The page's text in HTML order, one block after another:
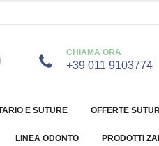
CHIAMA ORA
+39 011 9103774
E SUTURE OFFERTE
LINEA ODONTO PRODOTTI